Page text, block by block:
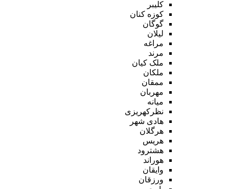
کلیبر
کوزه کنان
گوگان
لیلان
مراغه
مرند
ملک کیان
ملکان
ممقان
مهربان
میانه
نظرکهریزی
هادی شهر
هرگلان
هریس
هشترود
هوراند
وایقان
ورزقان